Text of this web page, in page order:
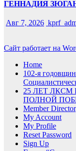
ГЕННАДИЯ
Авг 7, 2026
Сайт работает на
Home
102-я
25 ЛЕТ
ПОЛНОЙ
Member
My Account
My Profile
Reset Password
Sign Up